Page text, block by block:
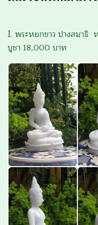
1. พระหยกขาว ปางสมาธิ
บูชา 18,000 บาท